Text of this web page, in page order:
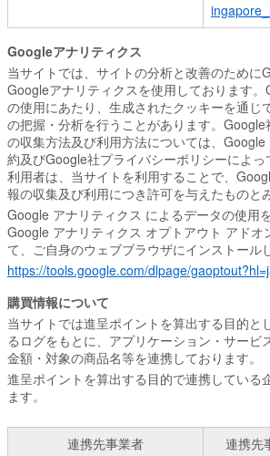
Googleアナリティクス
当サイトでは、サイトの分析と改善のために
Googleアナリティクスを使用しております
の使用にあたり、生成されたクッキーを通じ
の把握・分析を行うことがあります。
の収集方法及び利用方法については、
約及びGoogle社プライバシーポリシーによっ
利用者は、当サイトを利用することで、
報の収集及び利用につき許可を与えたものと
Google アナリティクス によるデータの使用
Google アナリティクス オプトアウト アドオ
て、ご自身のウェブブラウザにインストール
https://tools.google.com/dlpage/
購買情報について
当サイトでは進呈ポイントを算出する目的と
るログをもとに、アプリケーション・サービ
金額・対象の商品名等を連携しております。
進呈ポイントを算出する目的で連携している
ます。
連携先事業者
連携先